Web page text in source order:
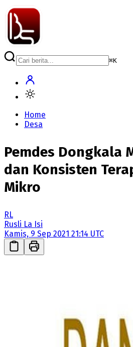
⌘K
Home
Desa
Pemdes Dongkala
dan Konsisten
Mikro
RL
Rusli La Isi
Kamis, 9 Sep 2021 21:14 UTC